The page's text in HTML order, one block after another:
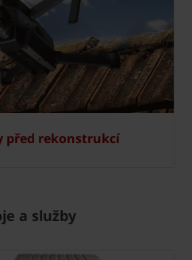
před rekonstrukcí
a služby